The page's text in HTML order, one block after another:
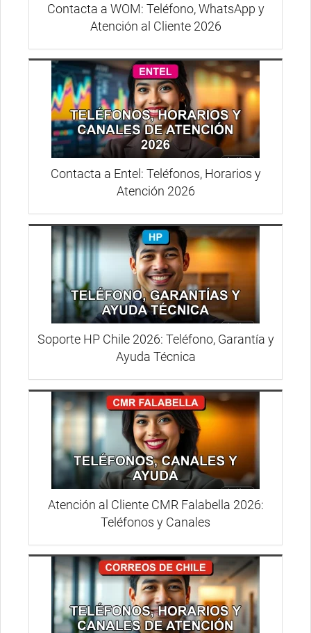
Contacta a WOM: Teléfono, WhatsApp y
Atención al Cliente 2026
Contacta a Entel: Teléfonos, Horarios y
Atención 2026
Soporte HP Chile 2026: Teléfono, Garantía y
Ayuda Técnica
Atención al Cliente CMR Falabella 2026:
Teléfonos y Canales